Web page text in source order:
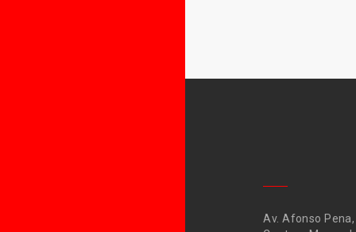
Av. Afonso Pena,